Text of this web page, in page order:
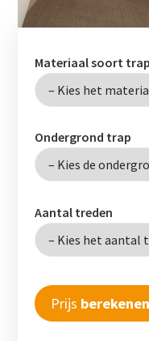
Materiaal soort
Ondergrond trap
Aantal treden
Prijs berekenen